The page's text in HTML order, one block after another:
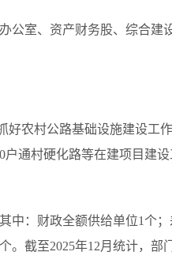
公室、资产财务股、综合建
好农村公路基础设施建设
通村硬化路等在建项目建设
中：财政全额供给单位1个
截至2025年12月统计，部